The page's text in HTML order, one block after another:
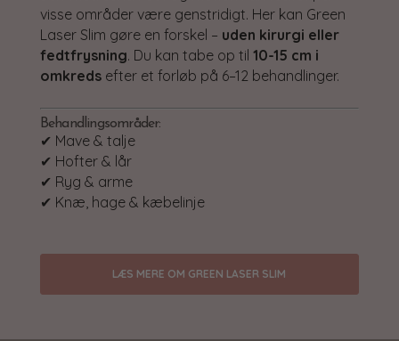
visse områder være genstridigt. Her kan Green
Laser Slim gøre en forskel – uden kirurgi eller
fedtfrysning. Du kan tabe op til 10-15 cm i
omkredsefter et forløb på 6–12 behandlinger.
Behandlingsområder:
✔ Mave & talje
✔ Hofter & lår
✔ Ryg & arme
✔ Knæ, hage & kæbelinje
LÆS MERE OM GREEN LASER SLIM